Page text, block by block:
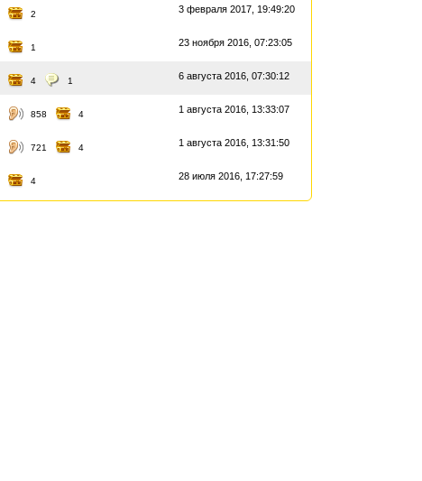
2 3 февраля 2017, 19:49:20
1 23 ноября 2016, 07:23:05
4 1 6 августа 2016, 07:30:12
858 4 1 августа 2016, 13:33:07
721 4 1 августа 2016, 13:31:50
4 28 июля 2016, 17:27:59